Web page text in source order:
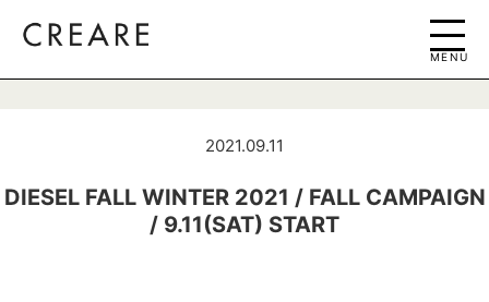
MENU
2021.09.11
DIESEL FALL WINTER 2021 / FALL CAMPAIGN
/ 9.11(SAT) START